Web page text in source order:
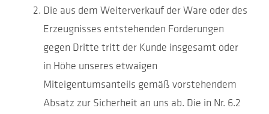
Die aus dem Weiterverkauf der Ware oder des
Erzeugnisses entstehenden Forderungen
gegen Dritte tritt der Kunde insgesamt oder
in Höhe unseres etwaigen
Miteigentumsanteils gemäß vorstehendem
Absatz zur Sicherheit an uns ab. Die in Nr. 6.2